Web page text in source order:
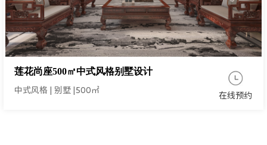
莲花尚座500㎡中式风格别墅设计
中式风格 别墅 500㎡
在线预约